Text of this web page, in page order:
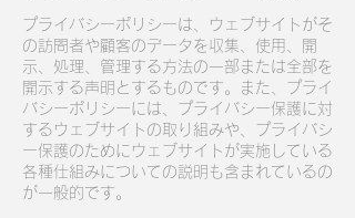
プライバシーポリシーは、ウェブサイトがそ
の訪問者や顧客のデータを収集、使用、開
示、処理、管理する方法の一部または全部を
開示する声明とするものです。また、プライ
バシーポリシーには、プライバシー保護に対
するウェブサイトの取り組みや、プライバシ
ー保護のためにウェブサイトが実施している
各種仕組みについての説明も含まれているの
が一般的です。